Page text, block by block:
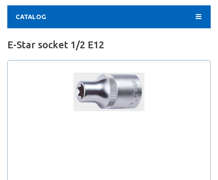
CATALOG
E-Star socket 1/2 E12